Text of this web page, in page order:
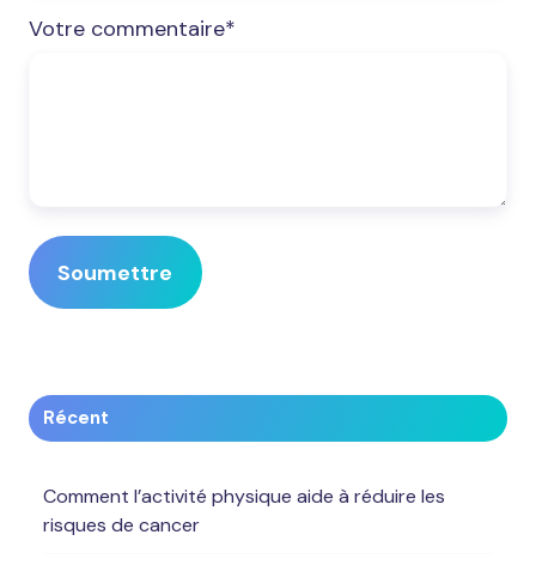
Votre commentaire*
Récent
Comment l’activité physique aide à réduire les
risques de cancer